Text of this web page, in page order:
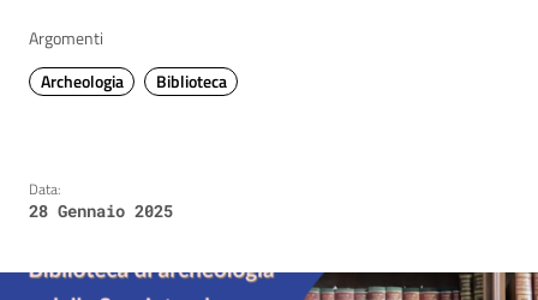
Argomenti
Archeologia
Biblioteca
Data:
28 Gennaio 2025